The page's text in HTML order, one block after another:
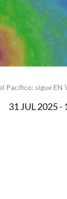
Pacífico: sigue EN
31 JUL 2025 -